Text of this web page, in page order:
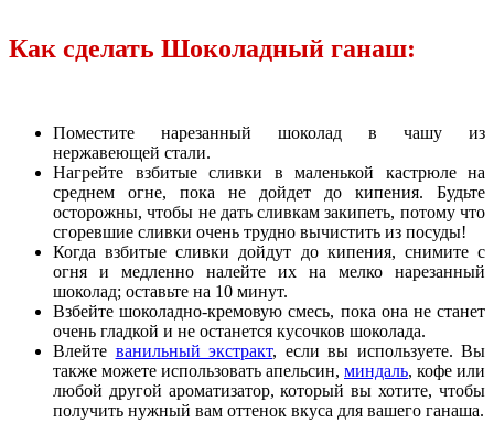
Как сделать Шоколадный ганаш:
Поместите нарезанный шоколад в чашу из
нержавеющей стали.
Нагрейте взбитые сливки в маленькой кастрюле на
среднем огне, пока не дойдет до кипения. Будьте
осторожны, чтобы не дать сливкам закипеть, потому что
сгоревшие сливки очень трудно вычистить из посуды!
Когда взбитые сливки дойдут до кипения, снимите с
огня и медленно налейте их на мелко нарезанный
шоколад; оставьте на 10 минут.
Взбейте шоколадно-кремовую смесь, пока она не станет
очень гладкой и не останется кусочков шоколада.
Влейте ванильный экстракт, если вы используете. Вы
также можете использовать апельсин, миндаль, кофе или
любой другой ароматизатор, который вы хотите, чтобы
получить нужный вам оттенок вкуса для вашего ганаша.